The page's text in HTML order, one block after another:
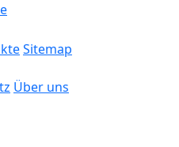
Sitemap
Über uns